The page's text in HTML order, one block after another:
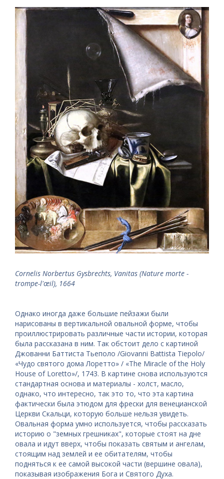
Cornelis Norbertus Gysbrechts, Vanitas (Nature morte -
trompe-l'œil), 1664
Однако иногда даже большие пейзажи были
нарисованы в вертикальной овальной форме, чтобы
проиллюстрировать различные части истории, которая
была рассказана в ним. Так обстоит дело с картиной
Джованни Баттиста Тьеполо /Giovanni Battista Tiepolo/
«Чудо святого дома Лоретто» / «The Miracle of the Holy
House of Loretto»/, 1743. В картине снова используются
стандартная основа и материалы - холст, масло,
однако, что интересно, так это то, что эта картина
фактически была этюдом для фрески для венецианской
Церкви Скальци, которую больше нельзя увидеть.
Овальная форма умно используется, чтобы рассказать
историю о "земных грешниках", которые стоят на дне
овала и идут вверх, чтобы показать святым и ангелам,
стоящим над землей и ее обитателям, чтобы
подняться к ее самой высокой части (вершине овала),
показывая изображения Бога и Святого Духа.